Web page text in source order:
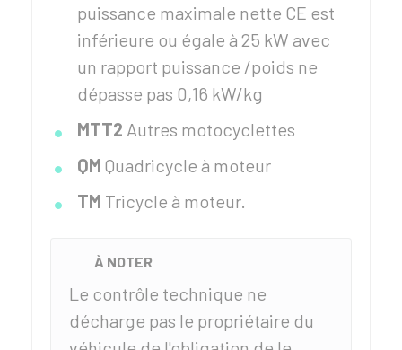
puissance maximale nette CE est
inférieure ou égale à 25 kW avec
un rapport puissance /poids ne
dépasse pas 0,16 kW/kg
MTT2 Autres motocyclettes
QM Quadricycle à moteur
TM Tricycle à moteur.
À NOTER
Le contrôle technique ne
décharge pas le propriétaire du